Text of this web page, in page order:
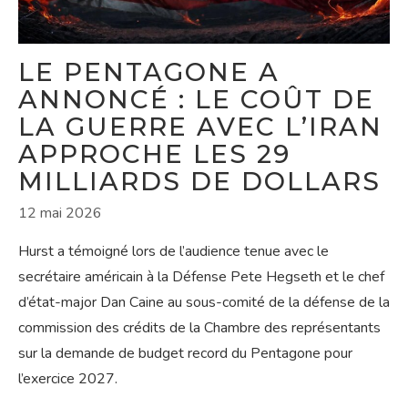
LE PENTAGONE A
ANNONCÉ : LE COÛT DE
LA GUERRE AVEC L’IRAN
APPROCHE LES 29
MILLIARDS DE DOLLARS
12 mai 2026
Hurst a témoigné lors de l’audience tenue avec le
secrétaire américain à la Défense Pete Hegseth et le chef
d’état-major Dan Caine au sous-comité de la défense de la
commission des crédits de la Chambre des représentants
sur la demande de budget record du Pentagone pour
l’exercice 2027.